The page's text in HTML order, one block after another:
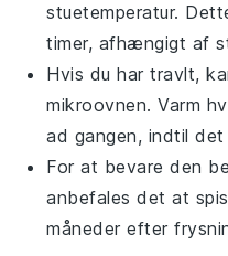
stuetemperatur.
timer, afhængigt af
Hvis du har travlt,
mikroovnen. Varm
ad gangen, indtil
For at bevare den
anbefales det at
måneder efter